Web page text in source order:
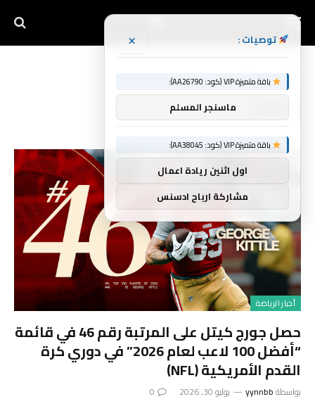
أخبار الرياضة
حصل جورج كيتل على المرتبة رقم 46 في قائمة
“أفضل 100 لاعب لعام 2026” في دوري كرة
القدم الأمريكية (NFL)
بواسطةyynnbb يوليو 30, 2026 0
توصيات : ×
باقة متميزة VIP (كود: AA26790):
ماسنجر المسلم
باقة متميزة VIP (كود: AA38045):
اول اثنين ريادة اعمال
مشاركة ارباح ادسنس